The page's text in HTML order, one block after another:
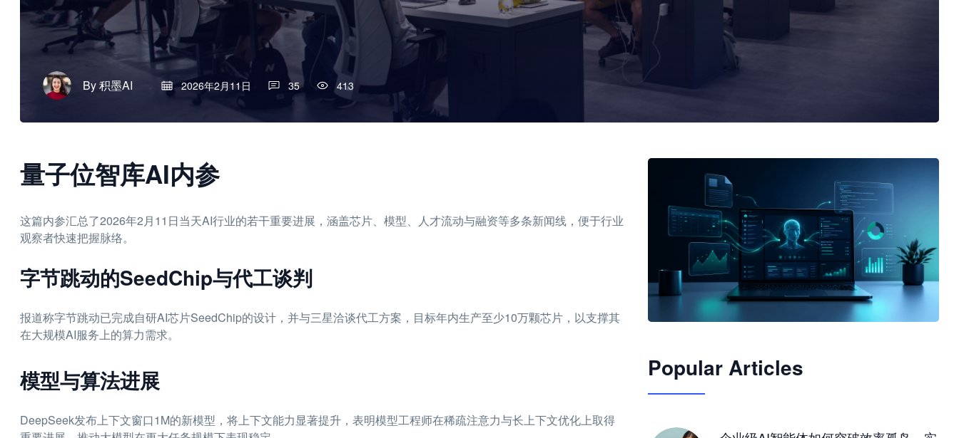
By积墨AI 2026年2月11日 35 413
量子位智库AI内参
这篇内参汇总了2026年2月11日当天AI行业的若干重要进展，涵盖芯片、模型、人才流动与融资等多条新闻线，便于行业
观察者快速把握脉络。
字节跳动的SeedChip与代工谈判
报道称字节跳动已完成自研AI芯片SeedChip的设计，并与三星洽谈代工方案，目标年内生产至少10万颗芯片，以支撑其
在大规模AI服务上的算力需求。
模型与算法进展
DeepSeek发布上下文窗口1M的新模型，将上下文能力显著提升，表明模型工程师在稀疏注意力与长上下文优化上取得
JimoClaw 桌面 AI Agent 工作台
Popular Articles